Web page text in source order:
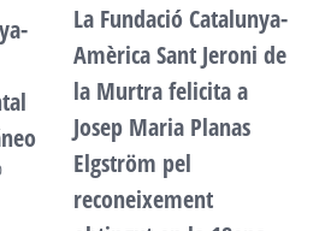
La Fundació Catalunya-
Amèrica Sant Jeroni de
la Murtra felicita a
Josep Maria Planas
Elgström pel
reconeixement